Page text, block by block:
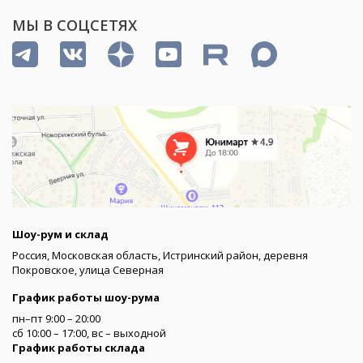
МЫ В СОЦСЕТЯХ
Шоу-рум и склад
Россия, Московская область, Истринский район, деревня
Покровское, улица Северная
График работы шоу-рума
пн–пт 9:00 – 20:00
сб 10:00 – 17:00, вс – выходной
График работы склада